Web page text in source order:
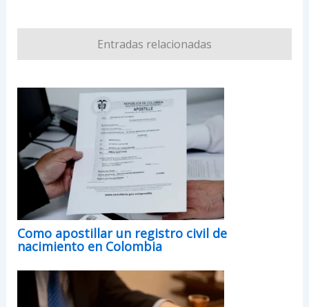
Entradas relacionadas
Como apostillar un registro civil de
nacimiento en Colombia